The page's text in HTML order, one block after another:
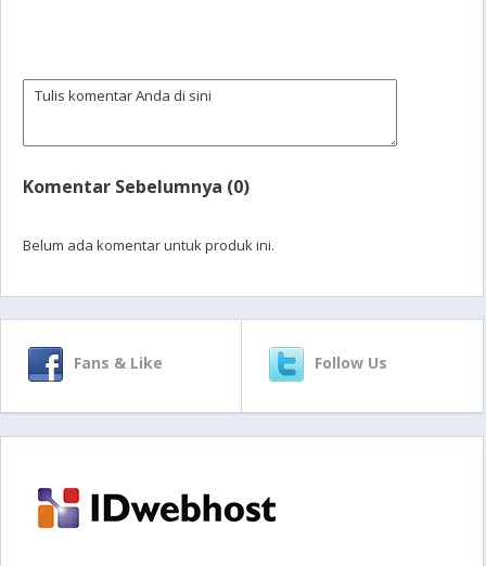
Komentar Sebelumnya (0)
Belum ada komentar untuk produk ini.
Fans & Like Follow Us